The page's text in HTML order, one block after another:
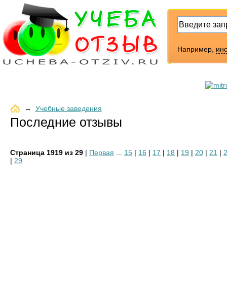
Например,
→ Учебные заведения
Последние отзывы
Страница 1919 из 29 | Первая 15 | 16 | 17 | 18 | 19 | 20 | 21 |
| 29